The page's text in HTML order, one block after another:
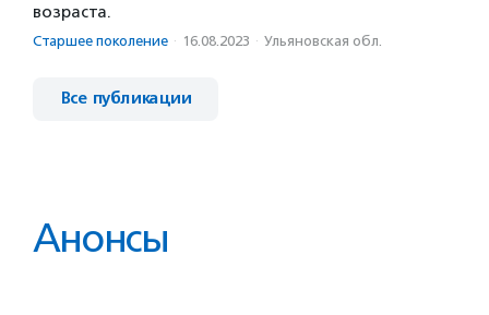
возраста.
Старшее поколение · 16.08.2023 · Ульяновская обл.
Все публикации
Анонсы